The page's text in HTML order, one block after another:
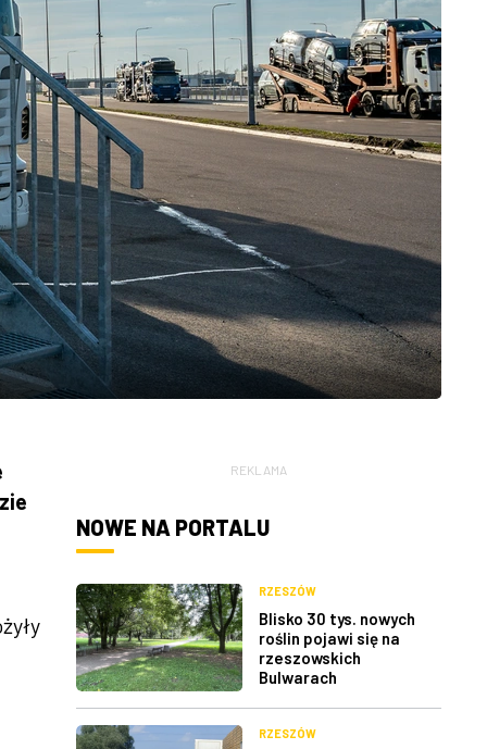
REKLAMA
NOWE NA PORTALU
RZESZÓW
Blisko 30 tys. nowych
roślin pojawi się na
rzeszowskich
Bulwarach
RZESZÓW